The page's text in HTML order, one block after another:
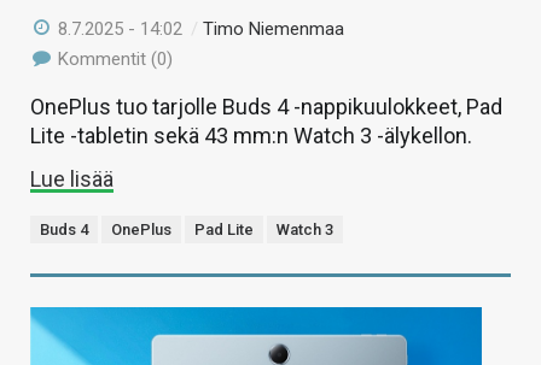
8.7.2025 - 14:02 /Timo Niemenmaa
Kommentit (0)
OnePlus tuo tarjolle Buds 4 -nappikuulokkeet, Pad
Lite -tabletin sekä 43 mm:n Watch 3 -älykellon.
Lue lisää
Buds 4 OnePlus Pad Lite Watch 3